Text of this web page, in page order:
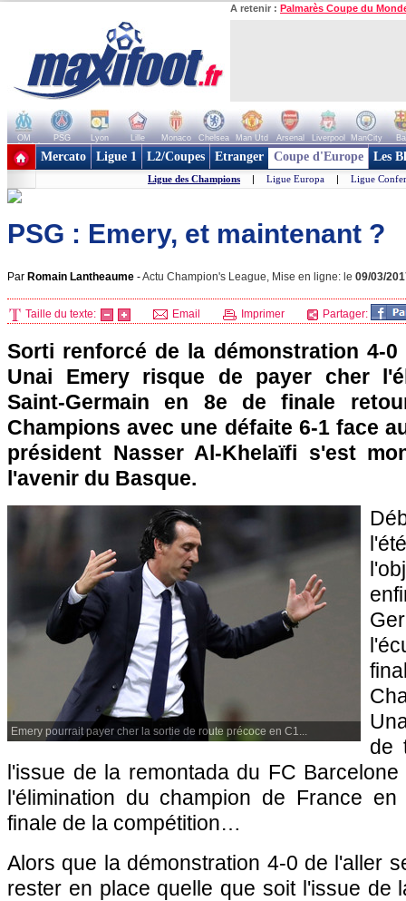
A retenir : Palmarès Coupe du
OM PSG Lyon Lille Monaco Chelsea Man Utd Arsenal Liverpool ManCity
+ de clubs
Mercato Ligue 1 L2/Coupes Etranger Coupe d'Europe Les
Ligue des Champions | Ligue Europa | Ligue
PSG : Emery, et maintenant ?
Par Romain Lantheaume -Actu Champion's League, Mise en ligne: le 09/03/
Taille du texte: Email Imprimer Partager:
Sorti renforcé de la démonstration 4-
Unai Emery risque de payer cher
Saint-Germain en 8e de finale
Champions avec une défaite 6-1 face
président Nasser Al-Khelaïfi s'est
l'avenir du Basque.
Emery pourrait payer cher la sortie de route précoce en C1...
de
l'issue de la remontada du FC
l'élimination du champion de France
finale de la compétition…
Alors que la démonstration 4-0 de l'aller
rester en place quelle que soit l'issue de